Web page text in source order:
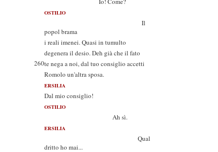
OSTILIO
Il
popol brama
i reali imenei. Quasi in tumulto
degenera il desio. Deh già che il fato
260te nega a noi, dal tuo consiglio accetti
Romolo un'altra sposa.
ERSILIA
Dal mio consiglio!
OSTILIO
Ah sì.
ERSILIA
Qual
dritto ho mai...